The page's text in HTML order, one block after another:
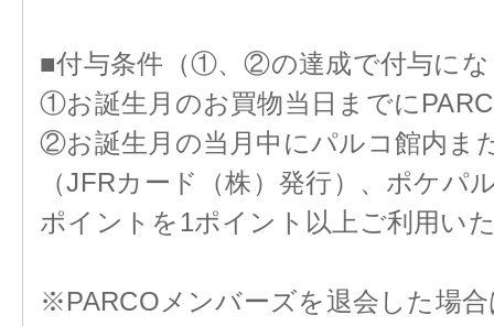
■付与条件（①、②の達成で付与に
①お誕生月のお買物当日までに
②お誕生月の当月中にパルコ館内ま
（JFRカード（株）発行）、ポケパ
ポイントを1ポイント以上ご利用い
※PARCOメンバーズを退会した場